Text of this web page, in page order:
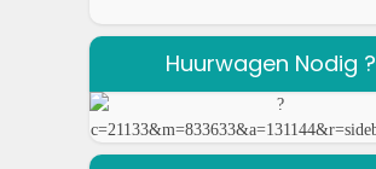
Huurwagen Nodig ?